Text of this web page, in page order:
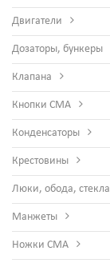
Двигатели
Дозаторы, бункеры
Клапана
Кнопки СМА
Конденсаторы
Крестовины
Люки, обода, стекла
Манжеты
Ножки СМА